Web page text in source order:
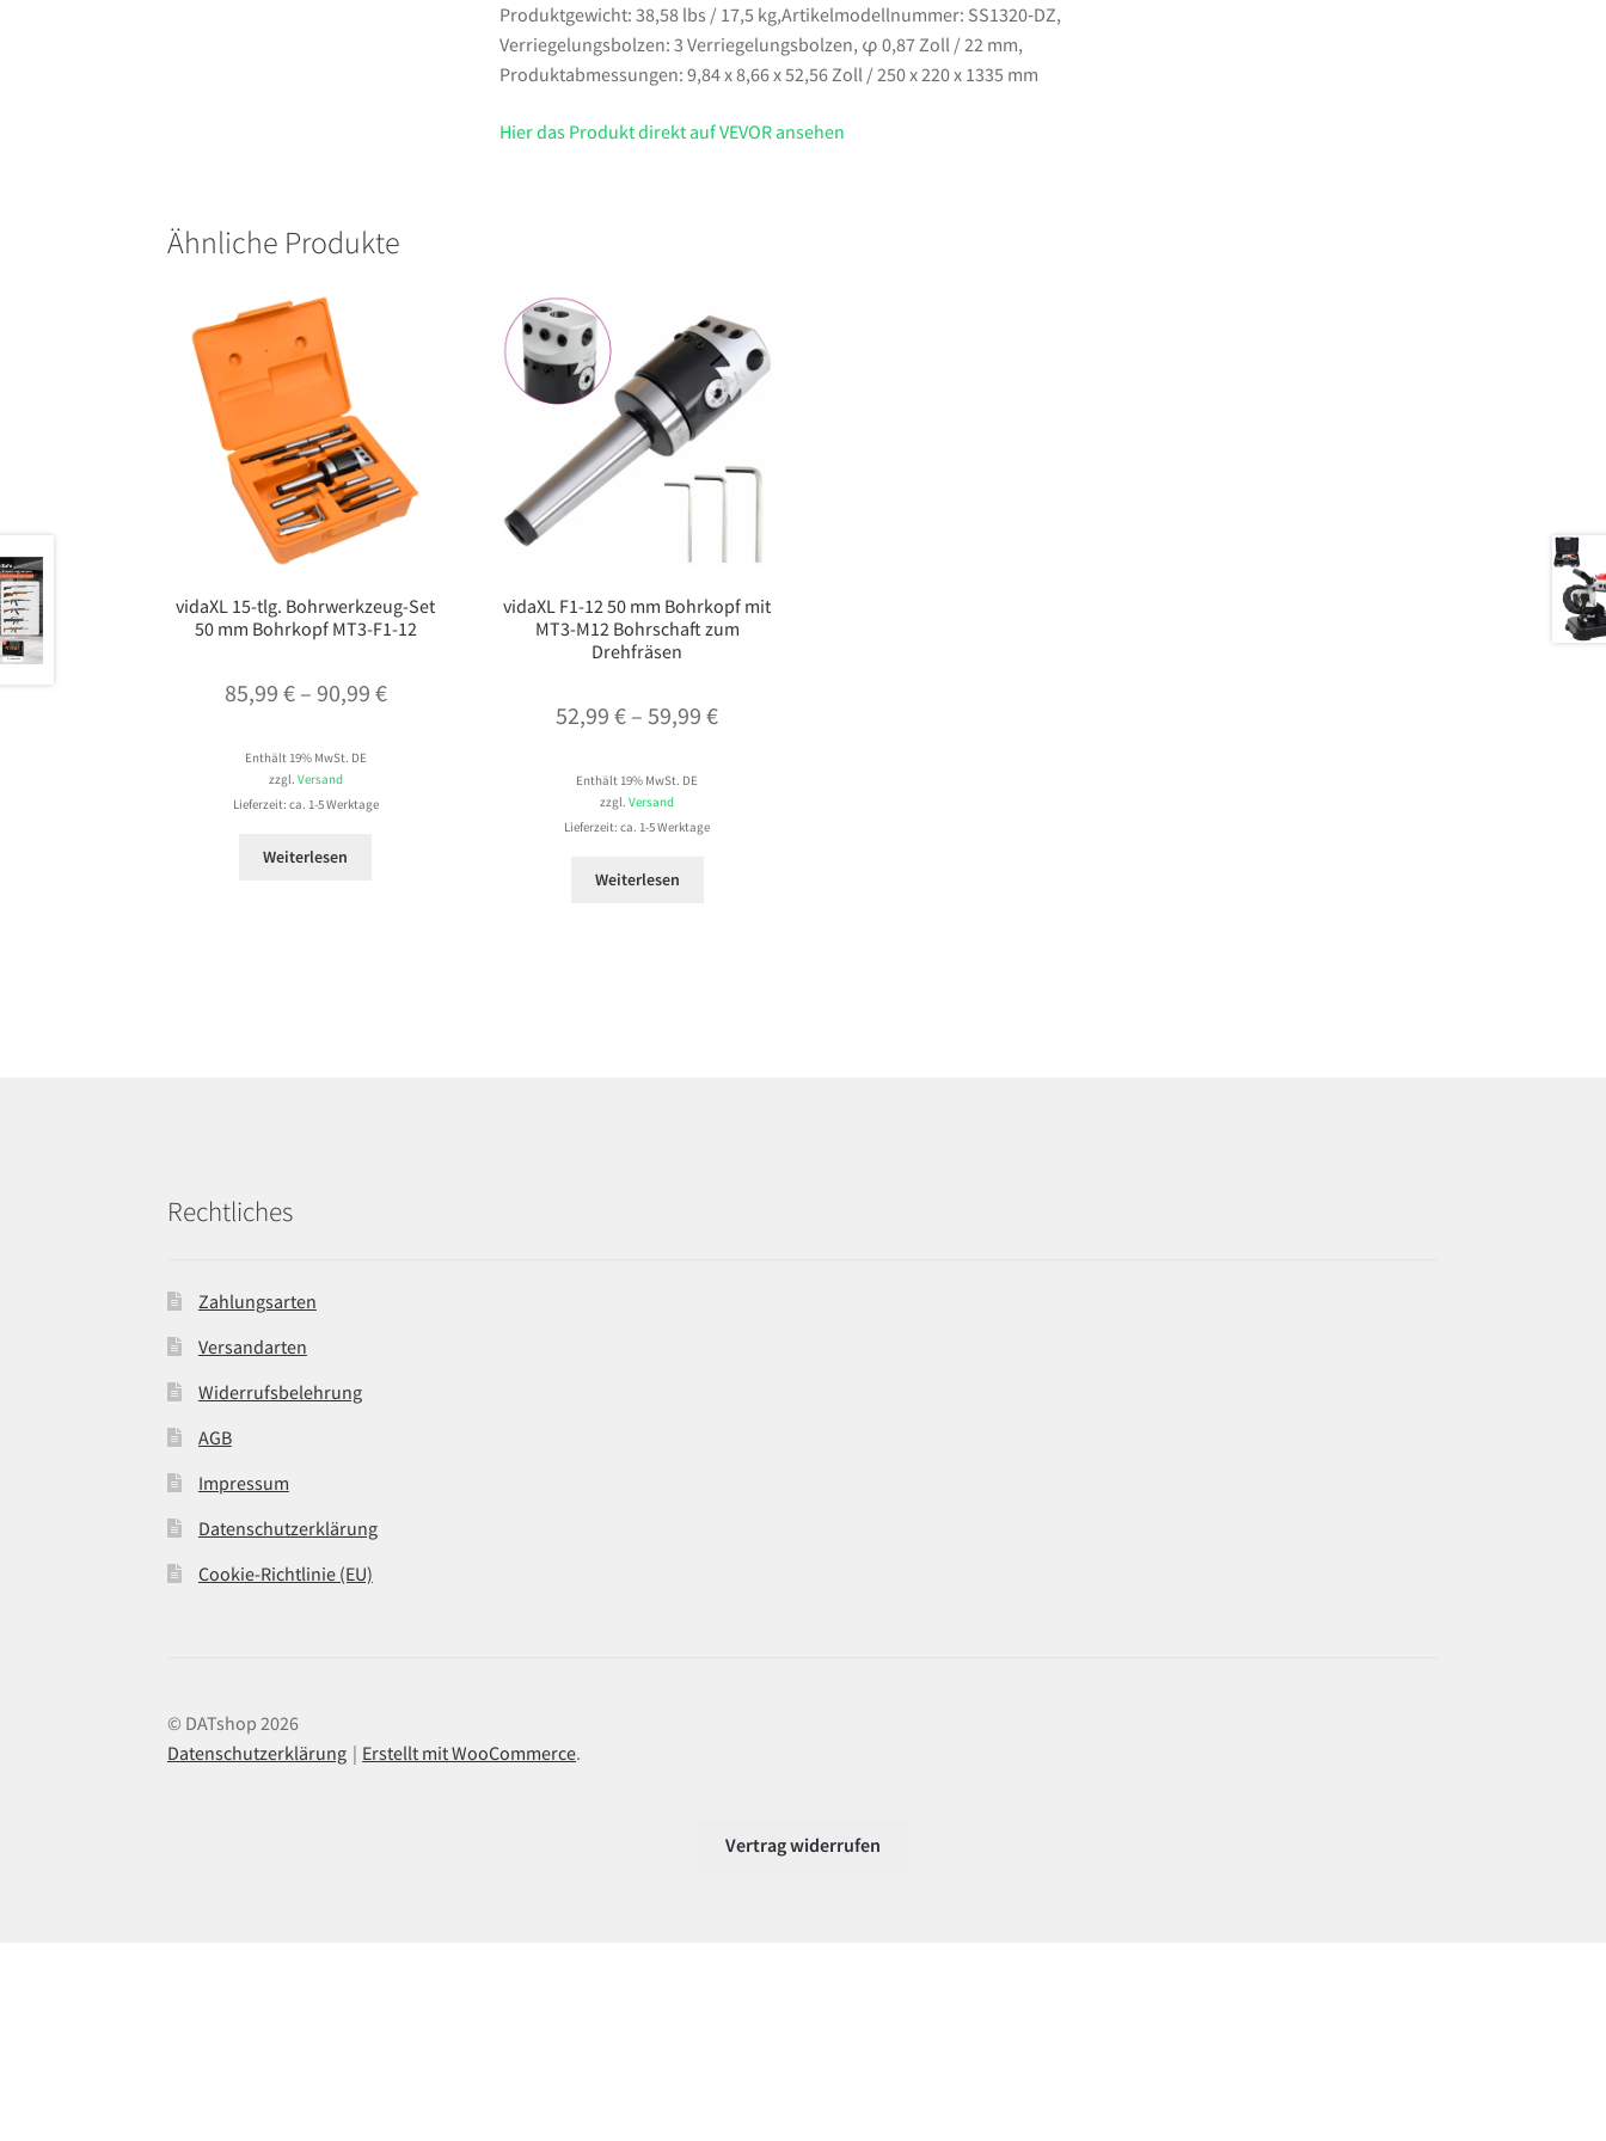
Menge
Produktgewicht: 38,58 lbs / 17,5 kg,Artikelmodellnummer: SS1320‑DZ,
Verriegelungsbolzen: 3 Verriegelungsbolzen, φ 0,87 Zoll / 22 mm,
Produktabmessungen: 9,84 x 8,66 x 52,56 Zoll / 250 x 220 x 1335 mm
Hier das Produkt direkt auf VEVOR ansehen
Ähnliche Produkte
vidaXL 15-tlg. Bohrwerkzeug-Set
50 mm Bohrkopf MT3-F1-12
85,99 € – 90,99 €Preisspanne:
Enthält 19% MwSt. DE
zzgl. Versand
Lieferzeit: ca. 1-5 Werktage
Weiterlesen
vidaXL F1-12 50 mm Bohrkopf mit
MT3-M12 Bohrschaft zum
Drehfräsen
52,99€ –59,99€Preisspanne:
Enthält 19% MwSt. DE
zzgl.Versand
Lieferzeit: ca. 1-5 Werktage
Weiterlesen
Rechtliches
Zahlungsarten
Versandarten
Widerrufsbelehrung
AGB
Impressum
Datenschutzerklärung
Cookie-Richtlinie (EU)
© DATshop 2026
Datenschutzerklärung
Erstellt mit WooCommerce.
Vertrag widerrufen